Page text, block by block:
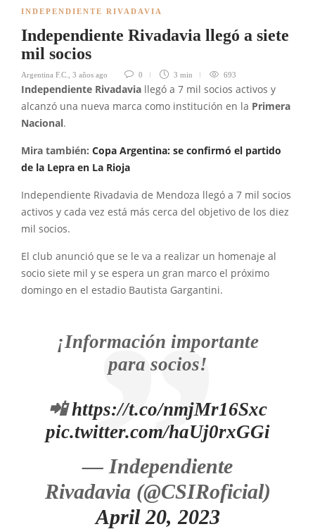
INDEPENDIENTE RIVADAVIA
Independiente Rivadavia llegó a siete
mil socios
Argentina F.C. 3 años ago 0 3 min 693
Independiente Rivadavia llegó a 7 mil socios activos y
alcanzó una nueva marca como institución en la Primera
Nacional.
Mira también: Copa Argentina: se confirmó el partido
de la Lepra en La Rioja
Independiente Rivadavia de Mendoza llegó a 7 mil socios
activos y cada vez está más cerca del objetivo de los diez
mil socios.
El club anunció que se le va a realizar un homenaje al
socio siete mil y se espera un gran marco el próximo
domingo en el estadio Bautista Gargantini.
¡Información importante
para socios!
📲https://t.co/nmjMr16Sxc
pic.twitter.com/haUj0rxGGi
— Independiente
Rivadavia (@CSIRoficial)
April 20, 2023